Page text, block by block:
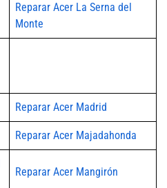
Reparar Acer La Serna del
Monte
Reparar Acer Madrid
Reparar Acer Majadahonda
Reparar Acer Mangirón